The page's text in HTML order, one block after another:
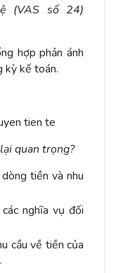
(VAS số 24)
hợp phản ánh
kỳ kế toán.
quan trọng?
tiền và nhu
nghĩa vụ đối
cầu về tiền của